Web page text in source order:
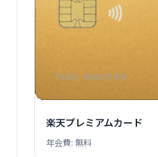
楽天プレミアムカード
年会費: 無料